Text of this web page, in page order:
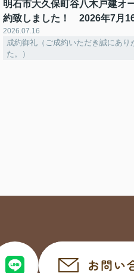
明石市大久保町谷八木戸建
約致しました！ 2026年7月
2026.07.16
成約御礼（ご成約いただき誠にあり
た。）